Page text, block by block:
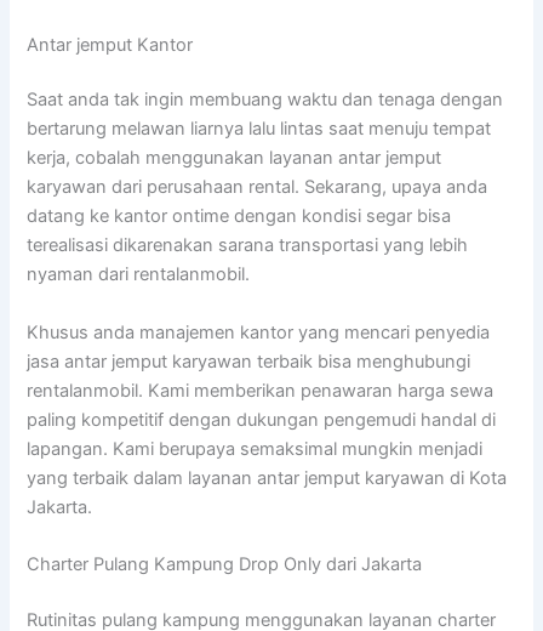
Antar jemput Kantor
Saat anda tak ingin membuang waktu dan tenaga dengan
bertarung melawan liarnya lalu lintas saat menuju tempat
kerja, cobalah menggunakan layanan antar jemput
karyawan dari perusahaan rental. Sekarang, upaya anda
datang ke kantor ontime dengan kondisi segar bisa
terealisasi dikarenakan sarana transportasi yang lebih
nyaman dari rentalanmobil.
Khusus anda manajemen kantor yang mencari penyedia
jasa antar jemput karyawan terbaik bisa menghubungi
rentalanmobil. Kami memberikan penawaran harga sewa
paling kompetitif dengan dukungan pengemudi handal di
lapangan. Kami berupaya semaksimal mungkin menjadi
yang terbaik dalam layanan antar jemput karyawan di Kota
Jakarta.
Charter Pulang Kampung Drop Only dari Jakarta
Rutinitas pulang kampung menggunakan layanan charter